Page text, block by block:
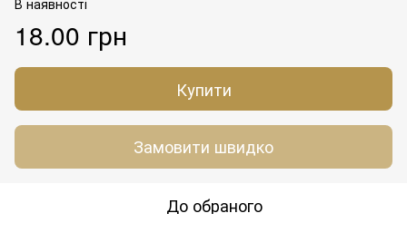
18.00 грн
Купити
Замовити швидко
До обраного